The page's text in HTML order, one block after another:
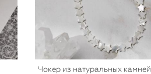
Чокер из натуральных камней